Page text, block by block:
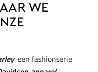
we
. een fashionserie